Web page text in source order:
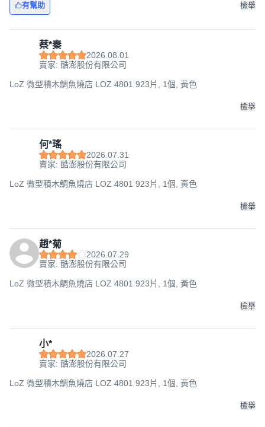
有幫助 檢舉
蔡*秦
2026.08.01
賣家: 酷澎股份有限公司
LoZ 微型積木鯛魚燒店 LOZ 4801 923片, 1個, 黃色
檢舉
何*瑤
2026.07.31
賣家: 酷澎股份有限公司
LoZ 微型積木鯛魚燒店 LOZ 4801 923片, 1個, 黃色
檢舉
趙*菊
2026.07.29
賣家: 酷澎股份有限公司
LoZ 微型積木鯛魚燒店 LOZ 4801 923片, 1個, 黃色
檢舉
小*
2026.07.27
賣家: 酷澎股份有限公司
LoZ 微型積木鯛魚燒店 LOZ 4801 923片, 1個, 黃色
檢舉